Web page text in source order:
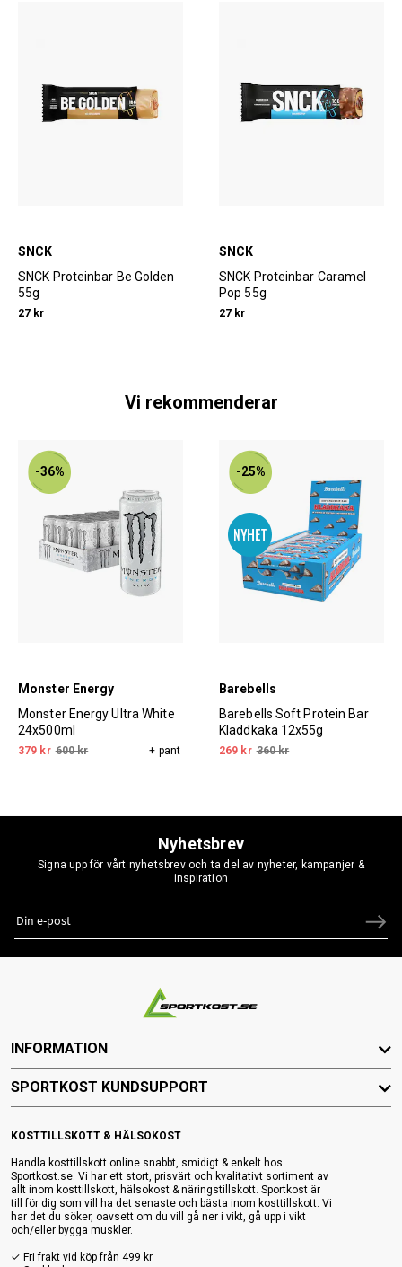
SNCK
SNCK Proteinbar Be Golden
55g
27 kr
SNCK
SNCK Proteinbar Caramel
Pop 55g
27 kr
Vi rekommenderar
-36%
Monster Energy
Monster Energy Ultra White
24x500ml
379 kr 600 kr + pant
-25%
Barebells
Barebells Soft Protein Bar
Kladdkaka 12x55g
269 kr 360 kr
Nyhetsbrev
Signa upp för vårt nyhetsbrev och ta del av nyheter, kampanjer &
inspiration
KOSTTILLSKOTT & HÄLSOKOST
Handla kosttillskott online snabbt, smidigt & enkelt hos
Sportkost.se. Vi har ett stort, prisvärt och kvalitativt sortiment av
allt inom kosttillskott, hälsokost & näringstillskott. Sportkost är
till för dig som vill ha det senaste och bästa inom kosttillskott. Vi
har det du söker, oavsett om du vill gå ner i vikt, gå upp i vikt
och/eller bygga muskler.
✓ Fri frakt vid köp från 499 kr
INFORMATION
SPORTKOST KUNDSUPPORT